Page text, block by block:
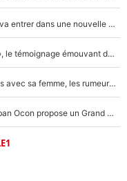
F1 - Alpine signe un accord «impensable» et va entrer dans une nouvelle dimension : Grande nouvelle pour Pierre Gasly !
F1 : « Je lui ai fait un câlin, puis j’ai dû partir...», le témoignage émouvant de Max Verstappen sur sa fille
F1 : Charles Leclerc surpris par les paparazzis avec sa femme, les rumeurs étaient vraies !
Comme pour le final du Tour de France, Esteban Ocon propose un Grand Prix de Formule 1 à Paris : «Autour de l’Arc de Triomphe, ce serait génial» !